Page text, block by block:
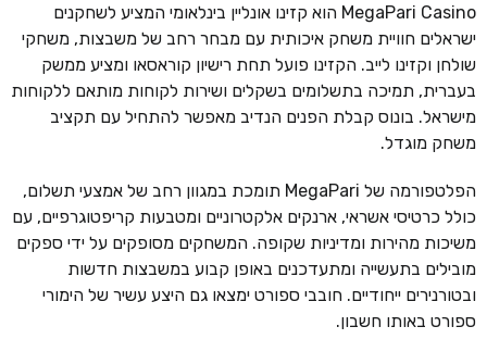
MegaPari Casino הוא קזינו אונליין בינלאומי המציע לשחקנים
ישראלים חוויית משחק איכותית עם מבחר רחב של משבצות, משחקי
שולחן וקזינו לייב. הקזינו פועל תחת רישיון קוראסאו ומציע ממשק
בעברית, תמיכה בתשלומים בשקלים ושירות לקוחות מותאם ללקוחות
מישראל. בונוס קבלת הפנים הנדיב מאפשר להתחיל עם תקציב
משחק מוגדל.
הפלטפורמה של MegaPari תומכת במגוון רחב של אמצעי תשלום,
כולל כרטיסי אשראי, ארנקים אלקטרוניים ומטבעות קריפטוגרפיים, עם
משיכות מהירות ומדיניות שקופה. המשחקים מסופקים על ידי ספקים
מובילים בתעשייה ומתעדכנים באופן קבוע במשבצות חדשות
ובטורנירים ייחודיים. חובבי ספורט ימצאו גם היצע עשיר של הימורי
ספורט באותו חשבון.